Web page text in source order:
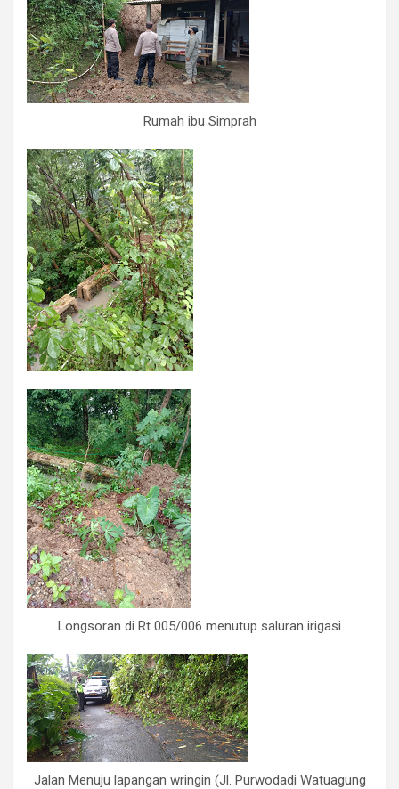
Rumah ibu Simprah
Longsoran di Rt 005/006 menutup saluran irigasi
Jalan Menuju lapangan wringin (Jl. Purwodadi Watuagung